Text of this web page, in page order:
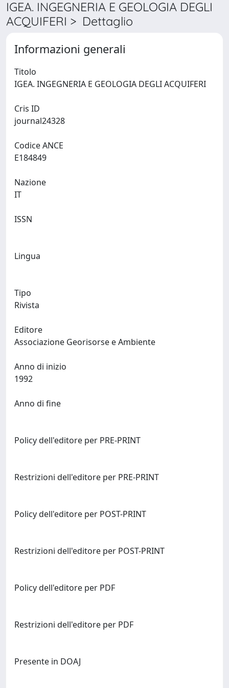
IGEA. INGEGNERIA E GEOLOGIA DEGLI
ACQUIFERI > Dettaglio
Informazioni generali
Titolo
Cris ID
Codice ANCE
Nazione
ISSN
Lingua
Tipo
Rivista
Editore
Anno di inizio
Anno di fine
Policy dell'editore per PRE-PRINT
Restrizioni dell'editore per PRE-PRINT
Policy dell'editore per POST-PRINT
Restrizioni dell'editore per POST-PRINT
Policy dell'editore per PDF
Restrizioni dell'editore per PDF
Presente in DOAJ